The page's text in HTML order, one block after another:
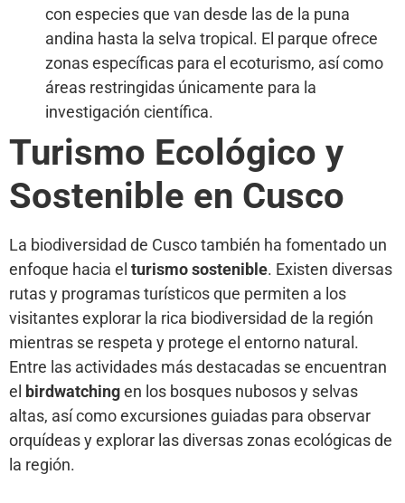
con especies que van desde las de la puna
andina hasta la selva tropical. El parque ofrece
zonas específicas para el ecoturismo, así como
áreas restringidas únicamente para la
investigación científica.
Turismo Ecológico y
Sostenible en Cusco
La biodiversidad de Cusco también ha fomentado un
enfoque hacia el turismo sostenible. Existen diversas
rutas y programas turísticos que permiten a los
visitantes explorar la rica biodiversidad de la región
mientras se respeta y protege el entorno natural.
Entre las actividades más destacadas se encuentran
el birdwatchingen los bosques nubosos y selvas
altas, así como excursiones guiadas para observar
orquídeas y explorar las diversas zonas ecológicas de
la región.